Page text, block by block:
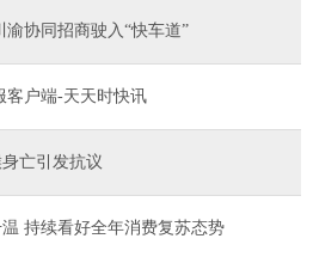
打造世界级产业集群 川渝协同招商驶入“快车道”
客户端-天天时快讯
亡引发抗议
持续看好全年消费复苏态势